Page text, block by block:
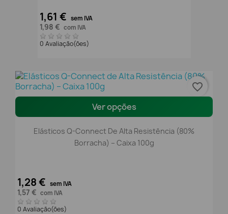
1,61 € sem IVA
1,98 € com IVA
0 Avaliação(ões)
Ver opções
Elásticos Q-Connect De Alta Resistência (80%
Borracha) – Caixa 100g
1,28 € sem IVA
1,57 € com IVA
0 Avaliação(ões)
favorite_border